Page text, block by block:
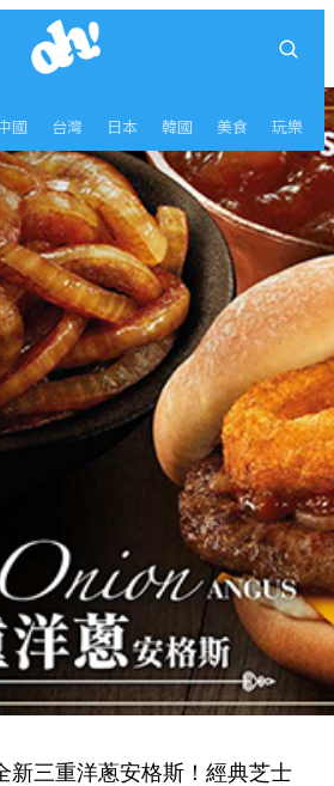
國 台灣 日本 韓國 美食 玩樂
新三重洋蔥安格斯！經典芝士